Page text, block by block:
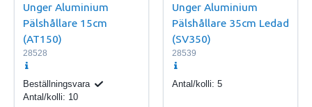
Unger Aluminium
Pälshållare 15cm
(AT150)
28528
Beställningsvara
Antal/kolli: 10
Unger Aluminium
Pälshållare 35cm Ledad
(SV350)
28539
Antal/kolli: 5